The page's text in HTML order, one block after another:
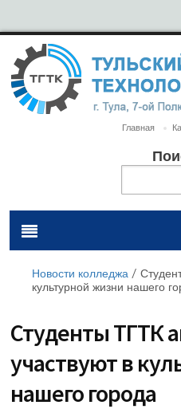
Главная
Новости колледжа /
культурной жизни нашего
Студенты ТГТК
участвуют в
нашего города